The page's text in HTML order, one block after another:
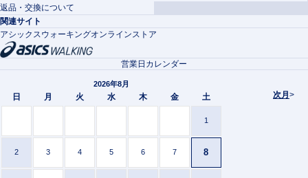
返品・交換について
関連サイト
アシックスウォーキングオンラインストア
次月>
営業日カレンダー
2026年8月
日 月 火 水 木 金 土
1
2 3 4 5 6 7 8